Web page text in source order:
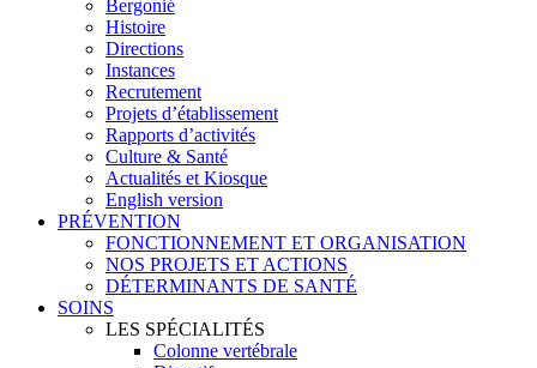
Bergonié
Histoire
Directions
Instances
Recrutement
Projets d’établissement
Rapports d’activités
Culture & Santé
Actualités et Kiosque
English version
PRÉVENTION
FONCTIONNEMENT ET ORGANISATION
NOS PROJETS ET ACTIONS
DÉTERMINANTS DE SANTÉ
SOINS
LES SPÉCIALITÉS
Colonne vertébrale